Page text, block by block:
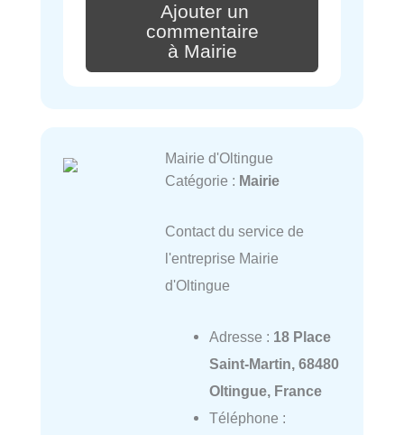
Ajouter un
commentaire
à Mairie
Mairie d'Oltingue
Catégorie : Mairie
Contact du service de
l'entreprise Mairie
d'Oltingue
Adresse : 18 Place
Saint-Martin, 68480
Oltingue, France
Téléphone :